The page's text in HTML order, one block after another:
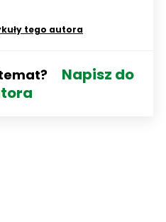
tego autora
Napisz do